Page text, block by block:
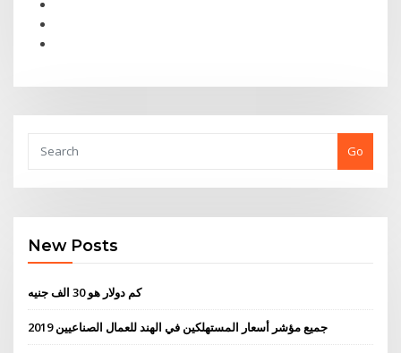
Go
New Posts
كم دولار هو 30 الف جنيه
جميع مؤشر أسعار المستهلكين في الهند للعمال الصناعيين 2019